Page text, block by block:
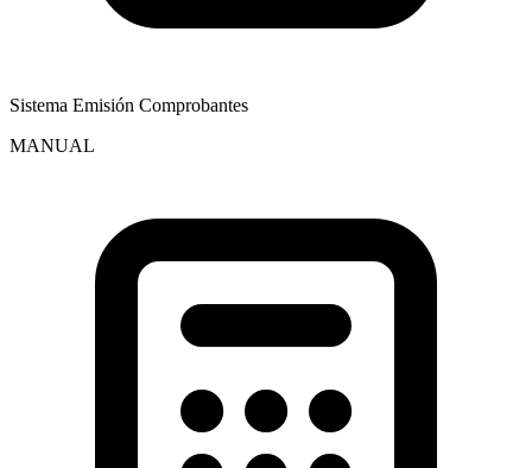
Sistema Emisión Comprobantes
MANUAL